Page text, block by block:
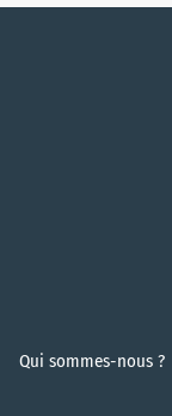
Qui sommes-nous ?